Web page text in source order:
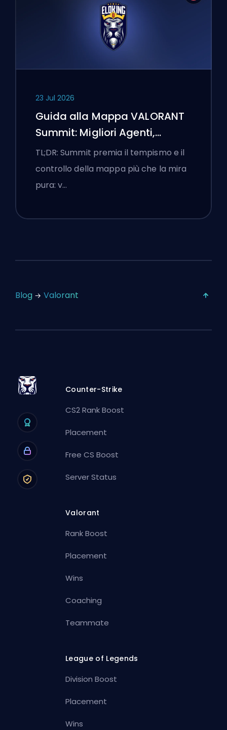
23 Jul 2026
Guida alla Mappa VALORANT
Summit: Migliori Agenti,
Chiamate e Fumogeni
TL;DR: Summit premia il tempismo e il
controllo della mappa più che la mira
pura: v…
Blog Valorant
Counter-Strike
CS2 Rank Boost
Placement
Free CS Boost
Server Status
Valorant
Rank Boost
Placement
Wins
Coaching
Teammate
League of Legends
Division Boost
Placement
Wins